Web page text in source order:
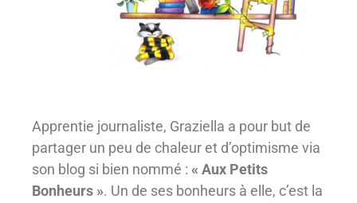
Apprentie journaliste, Graziella a pour but de
partager un peu de chaleur et d’optimisme via
son blog si bien nommé : « Aux Petits
Bonheurs ». Un de ses bonheurs à elle, c’est la